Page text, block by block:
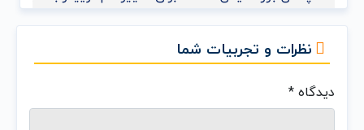
نظرات و تجربیات شما
دیدگاه*